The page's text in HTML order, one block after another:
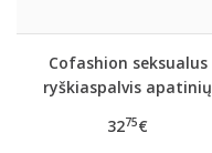
Cofashion seksualus
ryškiaspalvis apatinių
MARANTEEN
3275€